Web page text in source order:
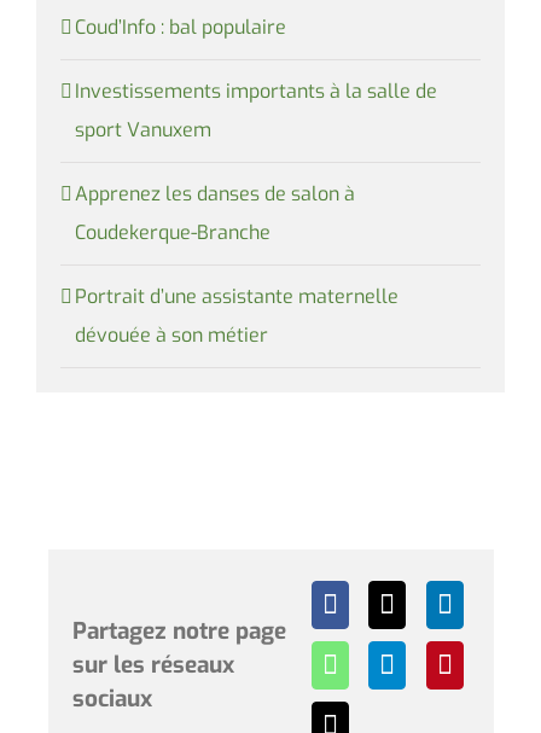
Coud’Info : bal populaire
Investissements importants à la salle de
sport Vanuxem
Apprenez les danses de salon à
Coudekerque-Branche
Portrait d’une assistante maternelle
dévouée à son métier
Partagez notre page
sur les réseaux
sociaux